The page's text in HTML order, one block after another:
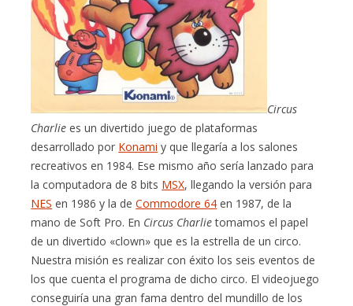
Circus
Charlie es un divertido juego de plataformas
desarrollado por Konami y que llegaría a los salones
recreativos en 1984. Ese mismo año sería lanzado para
la computadora de 8 bits MSX, llegando la versión para
NES en 1986 y la deCommodore 64 en 1987, de la
mano de Soft Pro. En Circus Charlietomamos el papel
de un divertido «clown» que es la estrella de un circo.
Nuestra misión es realizar con éxito los seis eventos de
los que cuenta el programa de dicho circo. El videojuego
conseguiría una gran fama dentro del mundillo de los